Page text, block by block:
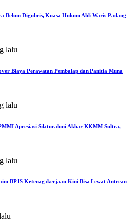
Belum Digubris, Kuasa Hukum Ahli Waris Padang
lalu
Biaya Perawatan Pembalap dan Panitia Muna
lalu
Apresiasi Silaturahmi Akbar KKMM Sultra,
lalu
BPJS Ketenagakerjaan Kini Bisa Lewat Antrean